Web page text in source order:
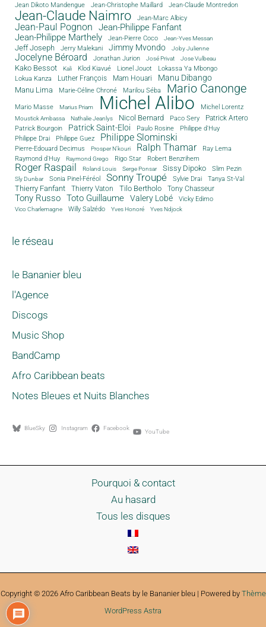
Jean Dikoto Mandengue Jean-Christophe Maillard Jean-Claude Montredon
Jean-Claude Naimro Jean-Marc Albicy
Jean-Paul Pognon
Jean-Philippe Fanfant
Jean-Philippe Marthely
Jean-Pierre Coco Jean-Yves Messan
Jeff Joseph Jerry Malekani Jimmy Mvondo Joby Julienne
Jocelyne Béroard Jonathan Jurion José Privat Jose Vulbeau
Kako Bessot Kali Klod Kiavué Lionel Jouot
Lokassa Ya Mbongo
Lokua Kanza
Luther François Mam Houari Manu Dibango
Manu Lima Marie-Céline Chroné Marilou Séba Mario Canonge
Mario Masse Marius Priam Michel Alibo Michel Lorentz
Moustick Ambassa Nathalie Jeanlys Nicol Bernard Paco Sery
Patrick Artero
Patrick Bourgoin
Patrick Saint-Eloi Paulo Rosine
Philippe d'Huy
Philippe Drai
Philippe Guez Philippe Slominski
Pierre-Edouard Decimus Prosper N'kouri Ralph Thamar
Ray Lema
Raymond d'Huy
Raymond Grego Rigo Star Robert Benzrihem
Roger Raspail Roland Louis Serge Ponsar Sissy Dipoko Slim Pezin
Sly Dunbar Sonia Pinel-Féréol Sonny Troupé Sylvie Drai Tanya St-Val
Thierry Fanfant Thierry Vaton Tilo Bertholo Tony Chasseur
Tony Russo Toto Guillaume Valery Lobé Vicky Edimo
Vico Charlemagne Willy Salzédo Yves Honoré Yves Ndjock
le réseau
le Bananier bleu
l'Agence
Discogs
Music Shop
BandCamp
Afro Caribbean beats
Notes Bleues et Nuits Blanches
BlueSky Instagram Facebook YouTube
Pourquoi & contact
Au hasard
Tous les disques
Copyright © 2026 Afro Caribbean Beats by le Bananier bleu | Powered by Thème
WordPress Astra